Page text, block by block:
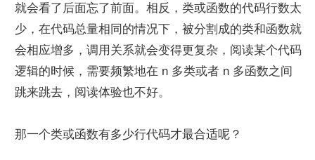
就会看了后面忘了前面。相反，类或函数的代码行数太
少，在代码总量相同的情况下，被分割成的类和函数就
会相应增多，调用关系就会变得更复杂，阅读某个代码
逻辑的时候，需要频繁地在 n 多类或者 n 多函数之间
跳来跳去，阅读体验也不好。
那一个类或函数有多少行代码才最合适呢？